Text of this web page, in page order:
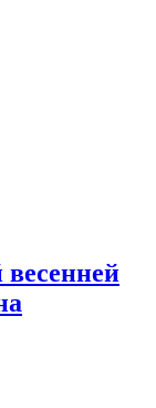
весенней